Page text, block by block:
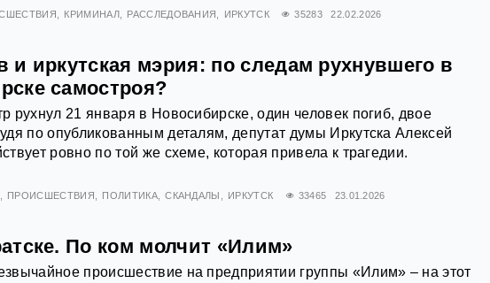
КРИМИНАЛ РАССЛЕДОВАНИЯ ИРКУТСК 35283 22.02.2026
и иркутская мэрия: по следам рухнувшего в
самостроя?
рухнул 21 января в Новосибирске, один человек погиб, двое
по опубликованным деталям, депутат думы Иркутска Алексей
ровно по той же схеме, которая привела к трагедии.
ПРОИСШЕСТВИЯ ПОЛИТИКА СКАНДАЛЫ ИРКУТСК 33465 23.01.2026
По ком молчит «Илим»
происшествие на предприятии группы «Илим» – на этот